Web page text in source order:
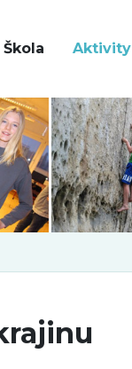
Škola Aktivity